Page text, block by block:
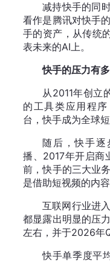
减持快手的同
看作是腾讯对快手
手的资产，从传统
表未来的AI上。
快手的压力有
从2011年创立
的工具类应用程
台，快手成为全球
随后，快手
播、2017年开启商
前，快手的三大业
是借助短视频的内
互联网行业进
都显露出明显的压
左右，并于2026年
快手单季度平